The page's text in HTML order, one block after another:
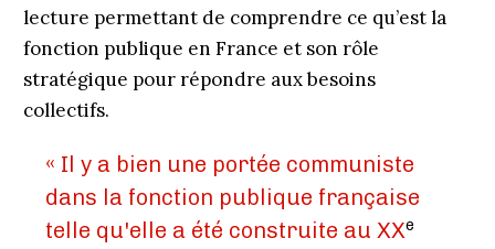
lecture permettant de comprendre ce qu’est la
fonction publique en France et son rôle
stratégique pour répondre aux besoins
collectifs.
« Il y a bien une portée communiste
dans la fonction publique française
telle qu'elle a été construite au XXe